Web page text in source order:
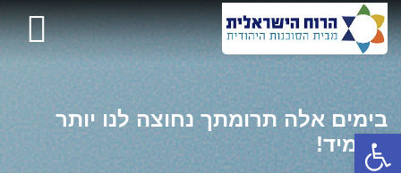
בימים אלה תרומתך נחוצה לנו יותר
מתמיד!
פתח סרגל נגישות